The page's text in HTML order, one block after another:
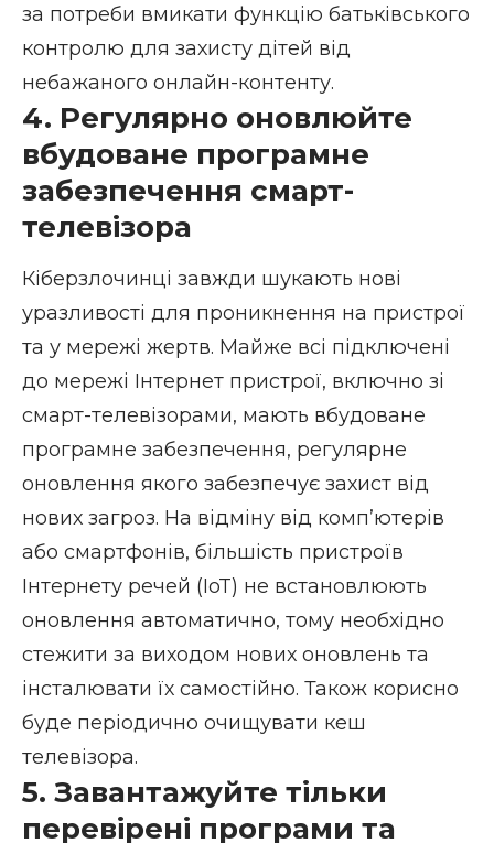
за потреби вмикати функцію батьківського
контролю для захисту дітей від
небажаного онлайн-контенту.
4. Регулярно оновлюйте
вбудоване програмне
забезпечення смарт-
телевізора
Кіберзлочинці завжди шукають нові
уразливості для проникнення на пристрої
та у мережі жертв. Майже всі підключені
до мережі Інтернет пристрої, включно зі
смарт-телевізорами, мають вбудоване
програмне забезпечення, регулярне
оновлення якого забезпечує захист від
нових загроз. На відміну від комп’ютерів
або смартфонів, більшість пристроїв
Інтернету речей (IoT) не встановлюють
оновлення автоматично, тому необхідно
стежити за виходом нових оновлень та
інсталювати їх самостійно. Також корисно
буде періодично очищувати кеш
телевізора.
5. Завантажуйте тільки
перевірені програми та